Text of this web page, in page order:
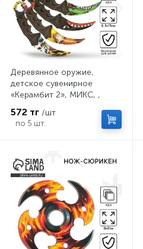
Деревянное оружие,
детское сувенирное
«Керамбит 2», МИКС, ,
572 тг /шт
по 5 шт.